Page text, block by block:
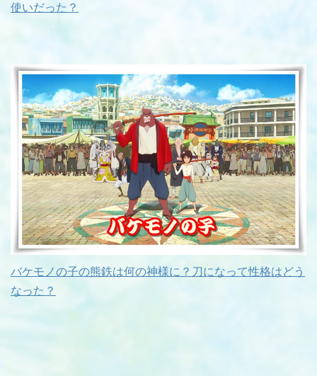
使いだった？
バケモノの子の熊鉄は何の神様に？刀になって性格はどう
なった？